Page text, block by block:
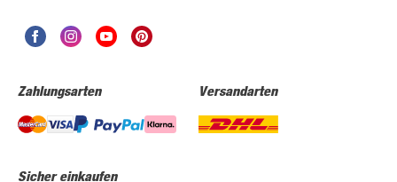
Zahlungsarten Versandarten
Sicher einkaufen